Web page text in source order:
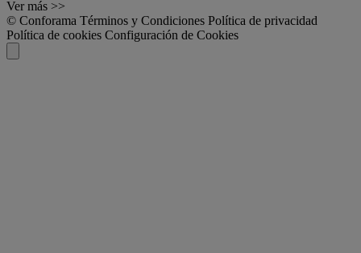
Ver más >>
© Conforama Términos y Condiciones Política de privacidad
Política de cookies Configuración de Cookies